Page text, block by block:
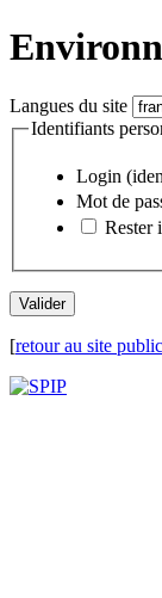
Langues du site
Identifiants
Login
Mot de
Rester
[retour au site public